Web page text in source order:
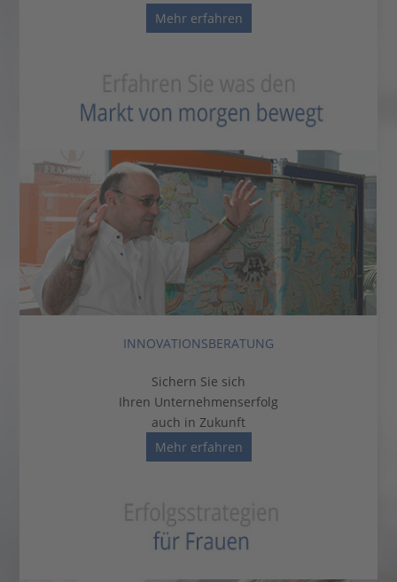
Mehr erfahren
INNOVATIONSBERATUNG
Sichern Sie sich
Ihren Unternehmenserfolg
auch in Zukunft
Mehr erfahren